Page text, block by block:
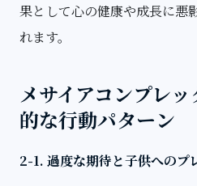
果として心の健康や成長に悪
れます。
メサイアコンプレ
的な行動パターン
2-1. 過度な期待と子供へのプ